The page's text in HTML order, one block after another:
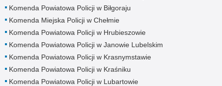
Komenda Powiatowa Policji w Biłgoraju
Komenda Miejska Policji w Chełmie
Komenda Powiatowa Policji w Hrubieszowie
Komenda Powiatowa Policji w Janowie Lubelskim
Komenda Powiatowa Policji w Krasnymstawie
Komenda Powiatowa Policji w Kraśniku
Komenda Powiatowa Policji w Lubartowie